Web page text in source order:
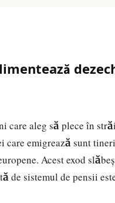
care aleg să plece în
emigrează sunt
Acest exod
de sistemul de pensii